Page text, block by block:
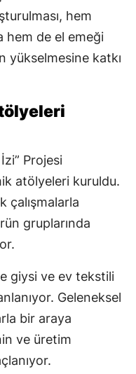
hem
hem de el emeği
yükselmesine katkı
Projesi
atölyeleri kuruldu.
çalışmalarla
gruplarında
giysi ve ev tekstili
Geleneksel
bir araya
ve üretim